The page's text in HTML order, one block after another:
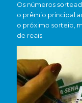
Os números
o prêmio principal
o próximo sorteio,
de reais.